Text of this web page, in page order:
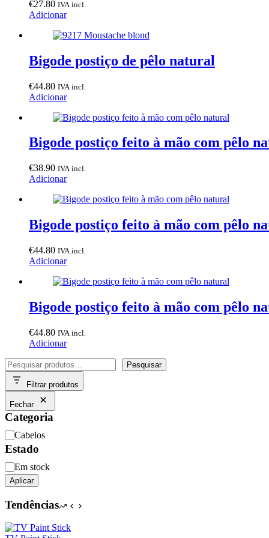
€27.80 IVA incl.
Adicionar
Bigode postiço de pêlo natural
€44.80 IVA incl.
Adicionar
Bigode postiço feito à mão com pêlo
€38.90 IVA incl.
Adicionar
Bigode postiço feito à mão com pêlo
€44.80 IVA incl.
Adicionar
Bigode postiço feito à mão com pêlo
€44.80 IVA incl.
Adicionar
Pesquisar
Pesquisar
Filtrar produtos
Fechar
Categoria
Categoria
Cabelos
Estado
Disponibilidade
Em stock
Aplicar
Tendências